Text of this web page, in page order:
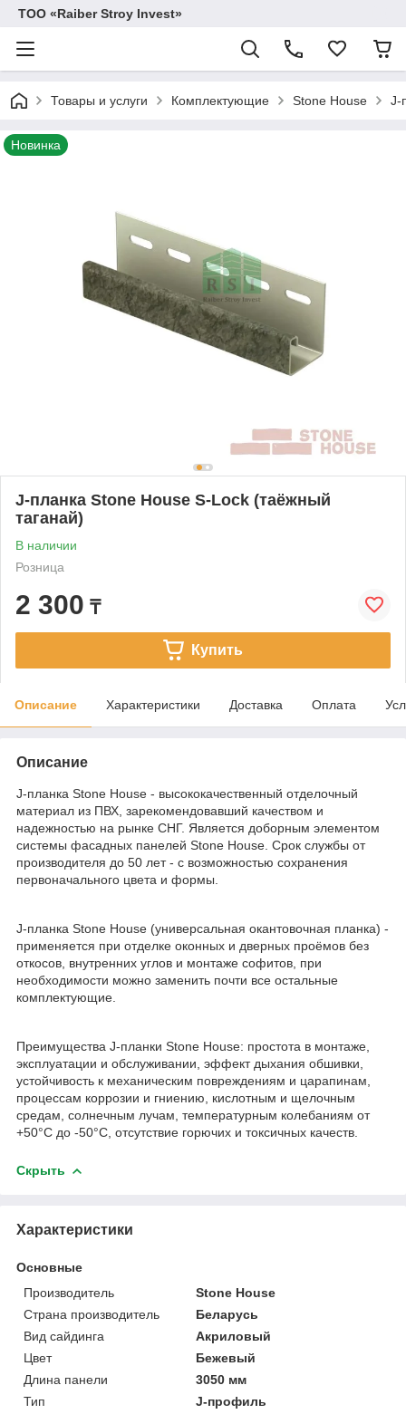
TOO «Raiber Stroy Invest»
Товары и услуги Комплектующие Stone House J-
Новинка
J-планка Stone House S-Lock (таёжный
таганай)
В наличии
Розница
2 300 ₸
Купить
Описание Характеристики Доставка Оплата
Описание
J-планка Stone House - высококачественный отделочный
материал из ПВХ, зарекомендовавший качеством и
надежностью на рынке СНГ. Является доборным элементом
системы фасадных панелей Stone House. Срок службы от
производителя до 50 лет - с возможностью сохранения
первоначального цвета и формы.
J-планка Stone House (универсальная окантовочная планка) -
применяется при отделке оконных и дверных проёмов без
откосов, внутренних углов и монтаже софитов, при
необходимости можно заменить почти все остальные
комплектующие.
Преимущества J-планки Stone House: простота в монтаже,
эксплуатации и обслуживании, эффект дыхания обшивки,
устойчивость к механическим повреждениям и царапинам,
процессам коррозии и гниению, кислотным и щелочным
средам, солнечным лучам, температурным колебаниям от
+50‎°C до -50°C, отсутствие горючих и токсичных качеств.
Скрыть
Характеристики
Основные
Производитель
Stone House
Страна производитель
Беларусь
Вид сайдинга
Акриловый
Цвет
Бежевый
Длина панели
3050 мм
Тип
J-профиль